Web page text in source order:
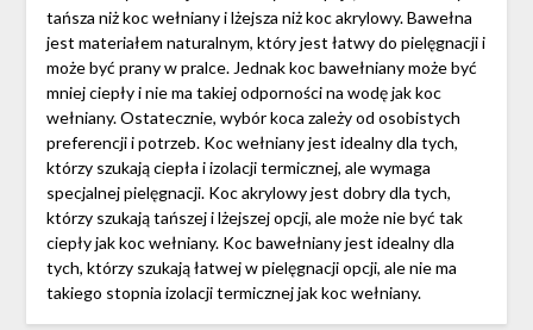
tańsza niż koc wełniany i lżejsza niż koc akrylowy. Bawełna
jest materiałem naturalnym, który jest łatwy do pielęgnacji i
może być prany w pralce. Jednak koc bawełniany może być
mniej ciepły i nie ma takiej odporności na wodę jak koc
wełniany. Ostatecznie, wybór koca zależy od osobistych
preferencji i potrzeb. Koc wełniany jest idealny dla tych,
którzy szukają ciepła i izolacji termicznej, ale wymaga
specjalnej pielęgnacji. Koc akrylowy jest dobry dla tych,
którzy szukają tańszej i lżejszej opcji, ale może nie być tak
ciepły jak koc wełniany. Koc bawełniany jest idealny dla
tych, którzy szukają łatwej w pielęgnacji opcji, ale nie ma
takiego stopnia izolacji termicznej jak koc wełniany.